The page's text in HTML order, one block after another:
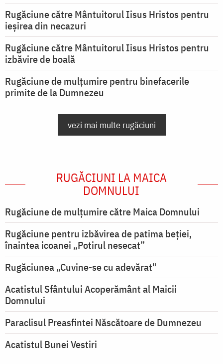
Rugăciune către Mântuitorul Iisus Hristos pentru
ieşirea din necazuri
Rugăciune către Mântuitorul Iisus Hristos pentru
izbăvire de boală
Rugăciune de mulțumire pentru binefacerile
primite de la Dumnezeu
vezi mai multe rugăciuni
RUGĂCIUNI LA MAICA
DOMNULUI
Rugăciune de mulţumire către Maica Domnului
Rugăciune pentru izbăvirea de patima beției,
înaintea icoanei „Potirul nesecat”
Rugăciunea „Cuvine-se cu adevărat"
Acatistul Sfântului Acoperământ al Maicii
Domnului
Paraclisul Preasfintei Născătoare de Dumnezeu
Acatistul Bunei Vestiri